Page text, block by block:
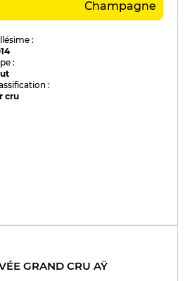
Champagne
:
:
:
cru
GRAND CRU AŸ